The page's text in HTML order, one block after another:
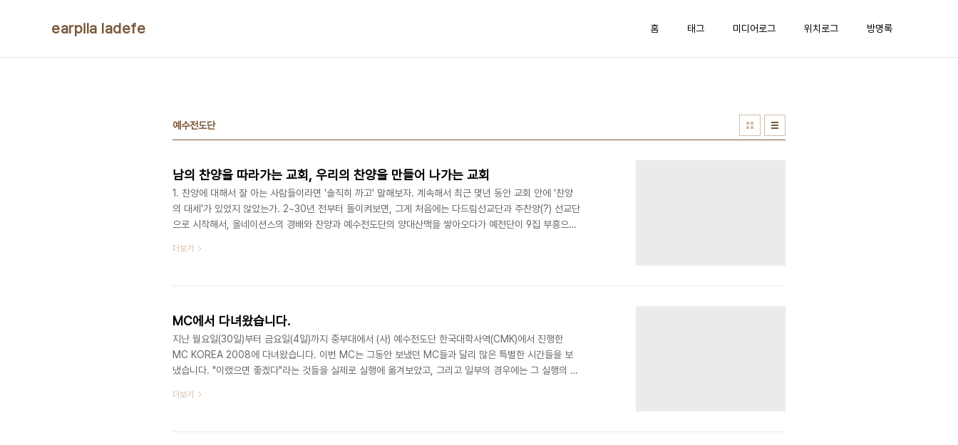
earpila ladefe 홈 태그 미디어로그 위치로그 방명록
예수전도단
남의 찬양을 따라가는 교회, 우리의 찬양을 만들어 나가는 교회
1. 찬양에 대해서 잘 아는 사람들이라면 '솔직히 까고' 말해보자. 계속해서 최근 몇년 동안 교회 안에 '찬양
의 대세'가 있었지 않았는가. 2~30년 전부터 돌이켜보면, 그게 처음에는 다드림선교단과 주찬양(?) 선교단
으로 시작해서, 올네이션스의 경배와 찬양과 예수전도단의 양대산맥을 쌓아오다가 예전단이 9집 부흥으로
어간 이후, 옹기장이나 어노인팅이 조금 뜨다, 다시 예전단 캠퍼스 워십으로 돌아왔다가 (특히 3~4집의 영
올 것이고, 그 신보의 찬양이 일반 대중 교회에 들어가 다시 교회들이 그 노래를..
더보기
MC에서 다녀왔습니다.
지난 월요일(30일)부터 금요일(4일)까지 중부대에서 (사) 예수전도단 한국대학사역(CMK)에서 진행한
MC KOREA 2008에 다녀왔습니다. 이번 MC는 그동안 보냈던 MC들과 달리 많은 특별한 시간들을 보
냈습니다. "이랬으면 좋겠다"라는 것들을 실제로 실행에 옮겨보았고, 그리고 일부의 경우에는 그 실행의 열
고 있습니다. 앞으로 earpila ladefe는 그동안 일반 포스팅을 진행함과 더불어 평소와는 다르게 긴 MC
다. (다만 도서출판 예수전도단과의 저작권 문제를 감안하여 예배 사진은 한 ..
더보기